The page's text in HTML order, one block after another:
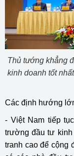
Thủ tướng khẳng
kinh doanh tốt
Các định hướng
- Việt Nam tiếp
trường đầu tư kinh
tranh cao để cộng